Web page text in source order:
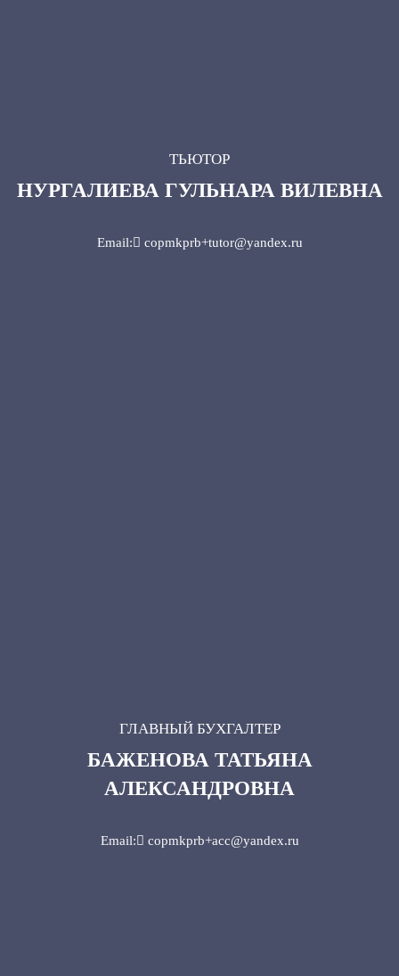
ТЬЮТОР
НУРГАЛИЕВА ГУЛЬНАРА ВИЛЕВНА
Email: copmkprb+tutor@yandex.ru
ГЛАВНЫЙ БУХГАЛТЕР
БАЖЕНОВА ТАТЬЯНА
АЛЕКСАНДРОВНА
Email: copmkprb+acc@yandex.ru